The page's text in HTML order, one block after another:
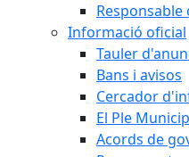
Informació oficial
Tauler
Bans i avisos
Cercador
El Ple
Acords de